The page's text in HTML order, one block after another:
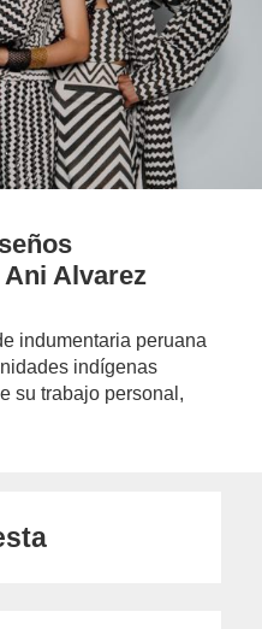
Alvarez
indumentaria peruana
indígenas
su trabajo personal,